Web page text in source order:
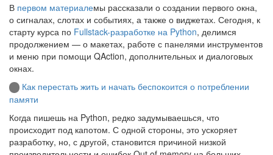
В первом материалемы рассказали о создании первого окна,
о сигналах, слотах и событиях, а также о виджетах. Сегодня, к
старту курса по Fullstack-разработке на Python, делимся
продолжением — о макетах, работе с панелями инструментов
и меню при помощи QAction, дополнительных и диалоговых
окнах.
Как перестать жить и начать беспокоится о потреблении
памяти
Когда пишешь на Python, редко задумываешься, что
происходит под капотом. С одной стороны, это ускоряет
разработку, но, с другой, становится причиной низкой